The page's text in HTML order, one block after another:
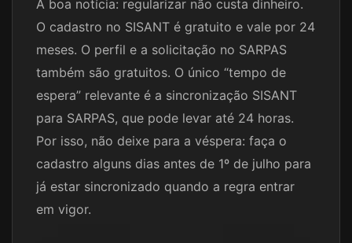
A boa notícia: regularizar não custa dinheiro.
O cadastro no SISANT é gratuito e vale por 24
meses. O perfil e a solicitação no SARPAS
também são gratuitos. O único “tempo de
espera” relevante é a sincronização SISANT
para SARPAS, que pode levar até 24 horas.
Por isso, não deixe para a véspera: faça o
cadastro alguns dias antes de 1º de julho para
já estar sincronizado quando a regra entrar
em vigor.